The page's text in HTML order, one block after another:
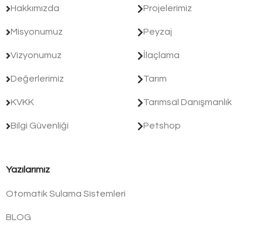
Hakkımızda
Misyonumuz
Vizyonumuz
Değerlerimiz
KVKK
Bilgi Güvenliği
Projelerimiz
Peyzaj
İlaçlama
Tarım
Tarımsal Danışmanlık
Petshop
Yazılarımız
Otomatik Sulama Sistemleri
BLOG